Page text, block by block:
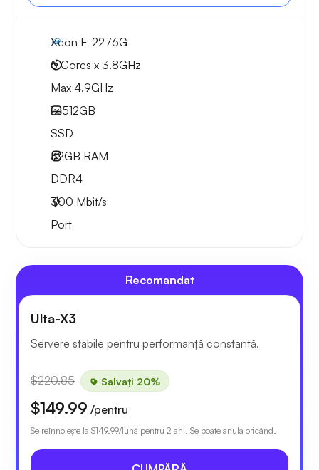
Xeon E-2276G
6 Cores x 3.8GHz
Max 4.9GHz
1x512GB
SSD
32GB RAM
DDR4
300 Mbit/s
Port
Recomandat
Ulta-X3
Servere stabile pentru performanță constantă.
$220.85 Salvați 20%
$149.99 /pentru
Se reînnoiește la $149.99/lună pentru 2 ani. Se poate anula oricând.